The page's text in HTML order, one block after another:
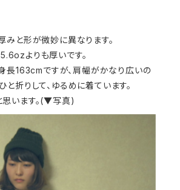
みと形が微妙に異なります。
よりも厚いです。
長163cmですが、肩幅がかなり広いの
折りして、ゆるめに着ています。
います。(▼写真)